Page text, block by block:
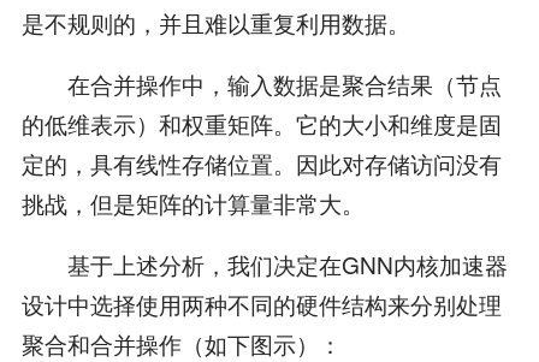
是不规则的，并且难以重复利用数据。
在合并操作中，输入数据是聚合结果（节点
的低维表示）和权重矩阵。它的大小和维度是固
定的，具有线性存储位置。因此对存储访问没有
挑战，但是矩阵的计算量非常大。
基于上述分析，我们决定在GNN内核加速器
设计中选择使用两种不同的硬件结构来分别处理
聚合和合并操作（如下图示）：